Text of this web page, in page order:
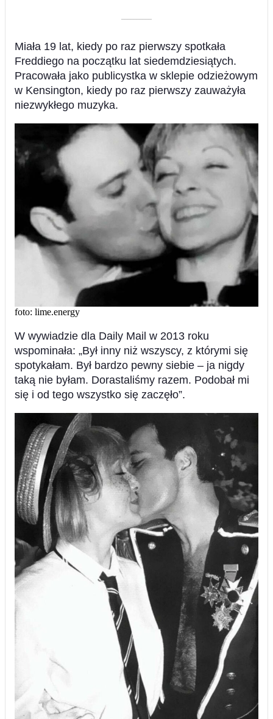
––––––––––
Miała 19 lat, kiedy po raz pierwszy spotkała
Freddiego na początku lat siedemdziesiątych.
Pracowała jako publicystka w sklepie odzieżowym
w Kensington, kiedy po raz pierwszy zauważyła
niezwykłego muzyka.
foto: lime.energy
W wywiadzie dla Daily Mail w 2013 roku
wspominała: „Był inny niż wszyscy, z którymi się
spotykałam. Był bardzo pewny siebie – ja nigdy
taką nie byłam. Dorastaliśmy razem. Podobał mi
się i od tego wszystko się zaczęło”.